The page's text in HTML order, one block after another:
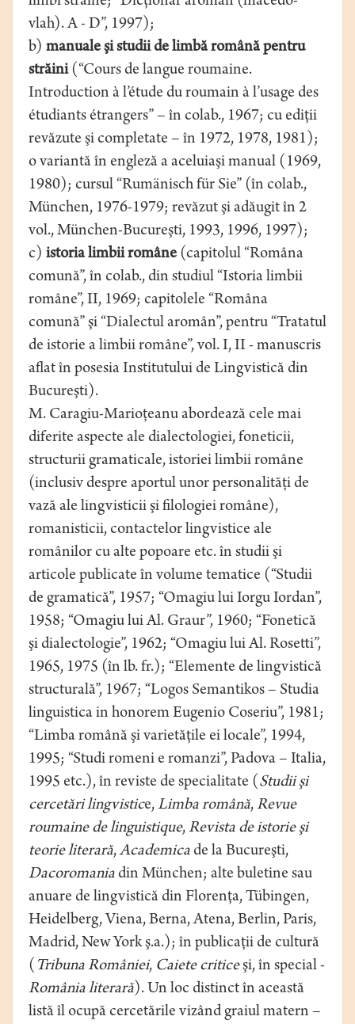
vlah). A - D”, 1997);
b) manuale şi studii de limbă română pentru
străini(“Cours de langue roumaine.
Introduction à l’étude du roumain à l’usage des
étudiants étrangers” – în colab., 1967; cu ediţii
revăzute şi completate – în 1972, 1978, 1981);
o variantă în engleză a aceluiaşi manual (1969,
1980); cursul “Rumänisch für Sie” (în colab.,
München, 1976-1979; revăzut şi adăugit în 2
vol., München-Bucureşti, 1993, 1996, 1997);
c) istoria limbii române (capitolul “Româna
comună”, în colab., din studiul “Istoria limbii
române”, II, 1969; capitolele “Româna
comună” şi “Dialec­­tul aromân”, pentru “Tratatul
de istorie a limbii române”, vol. I, II - manuscris
aflat în posesia Institutului de Lingvistică din
Bucureşti).
M. Caragiu-Marioţeanu abordează cele mai
diferite aspecte ale dialectologiei, foneticii,
structurii gramaticale, istoriei limbii române
(inclusiv despre aportul unor personalităţi de
vază ale lingvisticii şi filologiei române),
romanisticii, contactelor lingvistice ale
românilor cu alte popoare etc. în studii şi
articole publicate în volume tematice (“Studii
de gramatică”, 1957; “Omagiu lui Iorgu Iordan”,
1958; “Omagiu lui Al. Graur”, 1960; “Fonetică
şi dialectologie”, 1962; “Omagiu lui Al. Rosetti”,
1965, 1975 (în lb. fr.); “Elemente de lingvistică
structurală”, 1967; “Logos Semantikos – Studia
linguistica in honorem Eugenio Coseriu”, 1981;
“Limba română şi varietăţile ei locale”, 1994,
1995; “Studi romeni e romanzi”, Padova – Italia,
1995 etc.), în reviste de specialitate (Studii şi
cercetări lingvistice,Limba română,Revue
roumaine de linguistique,Revista de istorie şi
teorie literară,Academica de la Bucureşti,
Dacoromania din München; alte buletine sau
anuare de lingvistică din Florenţa, Tübingen,
Heidelberg, Viena, Berna, Atena, Berlin, Paris,
Madrid, New York ş.a.); în publicaţii de cultură
( Tribuna României, Caiete criticeşi, în special -
România literară). Un loc distinct în această
listă îl ocupă cercetările vizând graiul matern –